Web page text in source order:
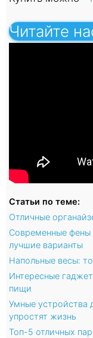
Читайте
Статьи по теме:
Отличные
Современные фены
лучшие варианты
Напольные весы:
Интересные
пищи
Умные устройства
упростят жизнь
Топ-5 отличных